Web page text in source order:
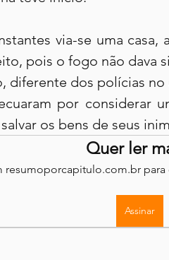
via-se uma casa,
pois o fogo não dava
diferente dos polícias
por considerar
os bens de seus
Quer ler
resumoporcapitulo.com.br
Assinar